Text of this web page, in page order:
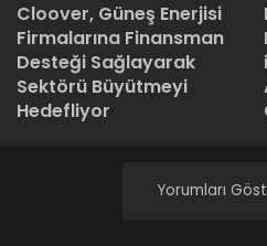
Cloover, Güneş Enerjisi
Firmalarına Finansman
Desteği Sağlayarak
Sektörü Büyütmeyi
Hedefliyor
Yorumları